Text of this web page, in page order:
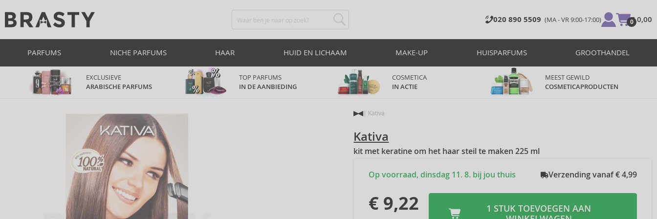
020 890 5509 (MA - VR 9:00-17:00) 0
€ 0,00
PARFUMS NICHE PARFUMS HAAR HUID EN LICHAAM MAKE-UP HUISPARFUMS GROOTHANDEL
EXCLUSIEVE
ARABISCHE PARFUMS
TOP PARFUMS
IN DE AANBIEDING
COSMETICA
IN ACTIE
MEEST GEWILD
COSMETICAPRODUCTEN
Kativa
Kativa
kit met keratine om het haar steil te maken 225 ml
Op voorraad, dinsdag 11. 8. bij jou thuis Verzending vanaf € 4,99
€ 9,22
1 STUK TOEVOEGEN AAN